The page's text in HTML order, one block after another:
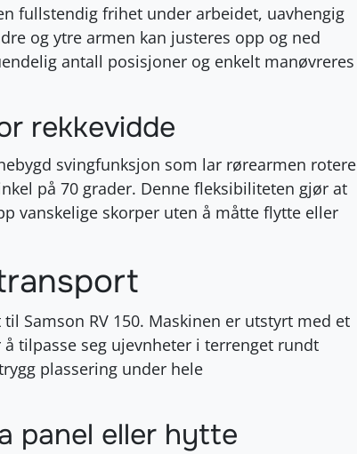
fullstendig frihet under arbeidet, uavhengig
og ytre armen kan justeres opp og ned
antall posisjoner og enkelt manøvreres
rekkevidde
svingfunksjon som lar rørearmen rotere
på 70 grader. Denne fleksibiliteten gjør at
vanskelige skorper uten å måtte flytte eller
Samson RV 150. Maskinen er utstyrt med et
tilpasse seg ujevnheter i terrenget rundt
plassering under hele
panel eller hytte